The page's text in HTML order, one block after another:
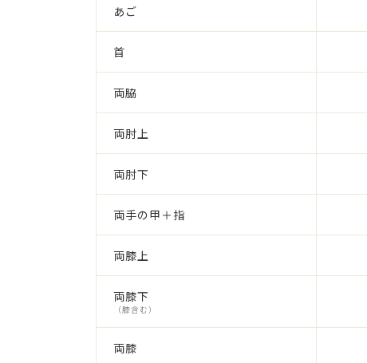
あご
首
両脇
両肘上
両肘下
両手の甲＋指
両膝上
両膝下
（膝含む）
両膝